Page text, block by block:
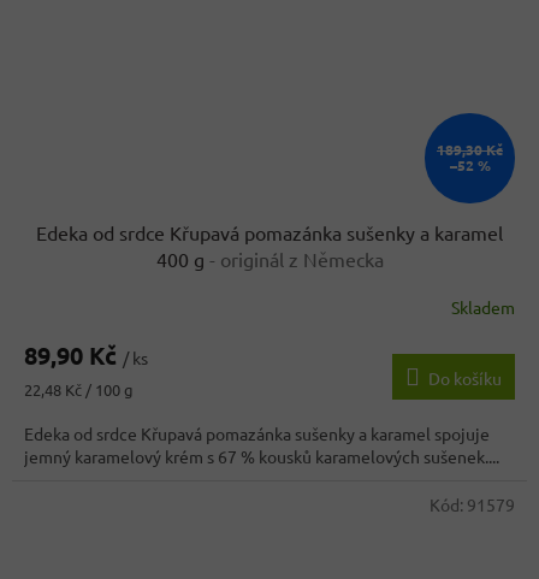
189,30 Kč
–52 %
Edeka od srdce Křupavá pomazánka sušenky a karamel
400 g - originál z Německa
Skladem
89,90 Kč / ks
Měrná
22,48 Kč / 100 g
Do košíku
Edeka od srdce Křupavá pomazánka sušenky a karamel spojuje
jemný karamelový krém s 67 % kousků karamelových sušenek....
Kód: 91579